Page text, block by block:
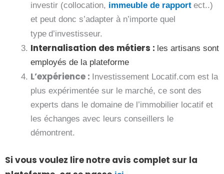
investir (collocation, immeuble de rapport ect..)
et peut donc s’adapter à n’importe quel
type d’investisseur.
Internalisation des métiers : les artisans sont
employés de la plateforme
L’expérience : Investissement Locatif.com est la
plus expérimentée sur le marché, ce sont des
experts dans le domaine de l’immobilier locatif et
les échanges avec leurs conseillers le
démontrent.
Si vous voulez lire notre avis complet sur la